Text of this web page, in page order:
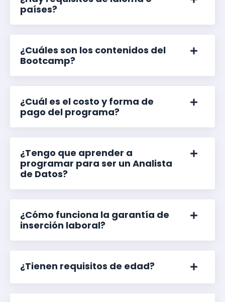
países?
¿Cuáles son los contenidos del
Bootcamp?
¿Cuál es el costo y forma de
pago del programa?
¿Tengo que aprender a
programar para ser un Analista
de Datos?
¿Cómo funciona la garantía de
inserción laboral?
¿Tienen requisitos de edad?